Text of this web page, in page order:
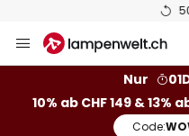
50 Tage
Inhalt
Nur
10% ab CHF 149 & 13%
Code:
10%
13%